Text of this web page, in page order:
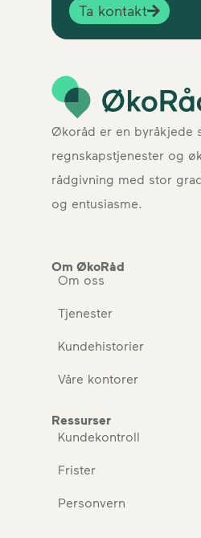
Ta kontakt
Økoråd er en byråkjede
regnskapstjenester og
rådgivning med stor
og entusiasme.
Om ØkoRåd
Om oss
Tjenester
Kundehistorier
Våre kontorer
Ressurser
Kundekontroll
Frister
Personvern